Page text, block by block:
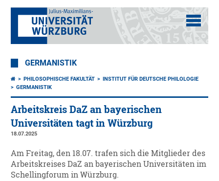
GERMANISTIK
PHILOSOPHISCHE FAKULTÄT
INSTITUT FÜR DEUTSCHE PHILOLOGIE
GERMANISTIK
Arbeitskreis DaZ an bayerischen
Universitäten tagt in Würzburg
18.07.2025
Am Freitag, den 18.07. trafen sich die Mitglieder des
Arbeitskreises DaZ an bayerischen Universitäten im
Schellingforum in Würzburg.